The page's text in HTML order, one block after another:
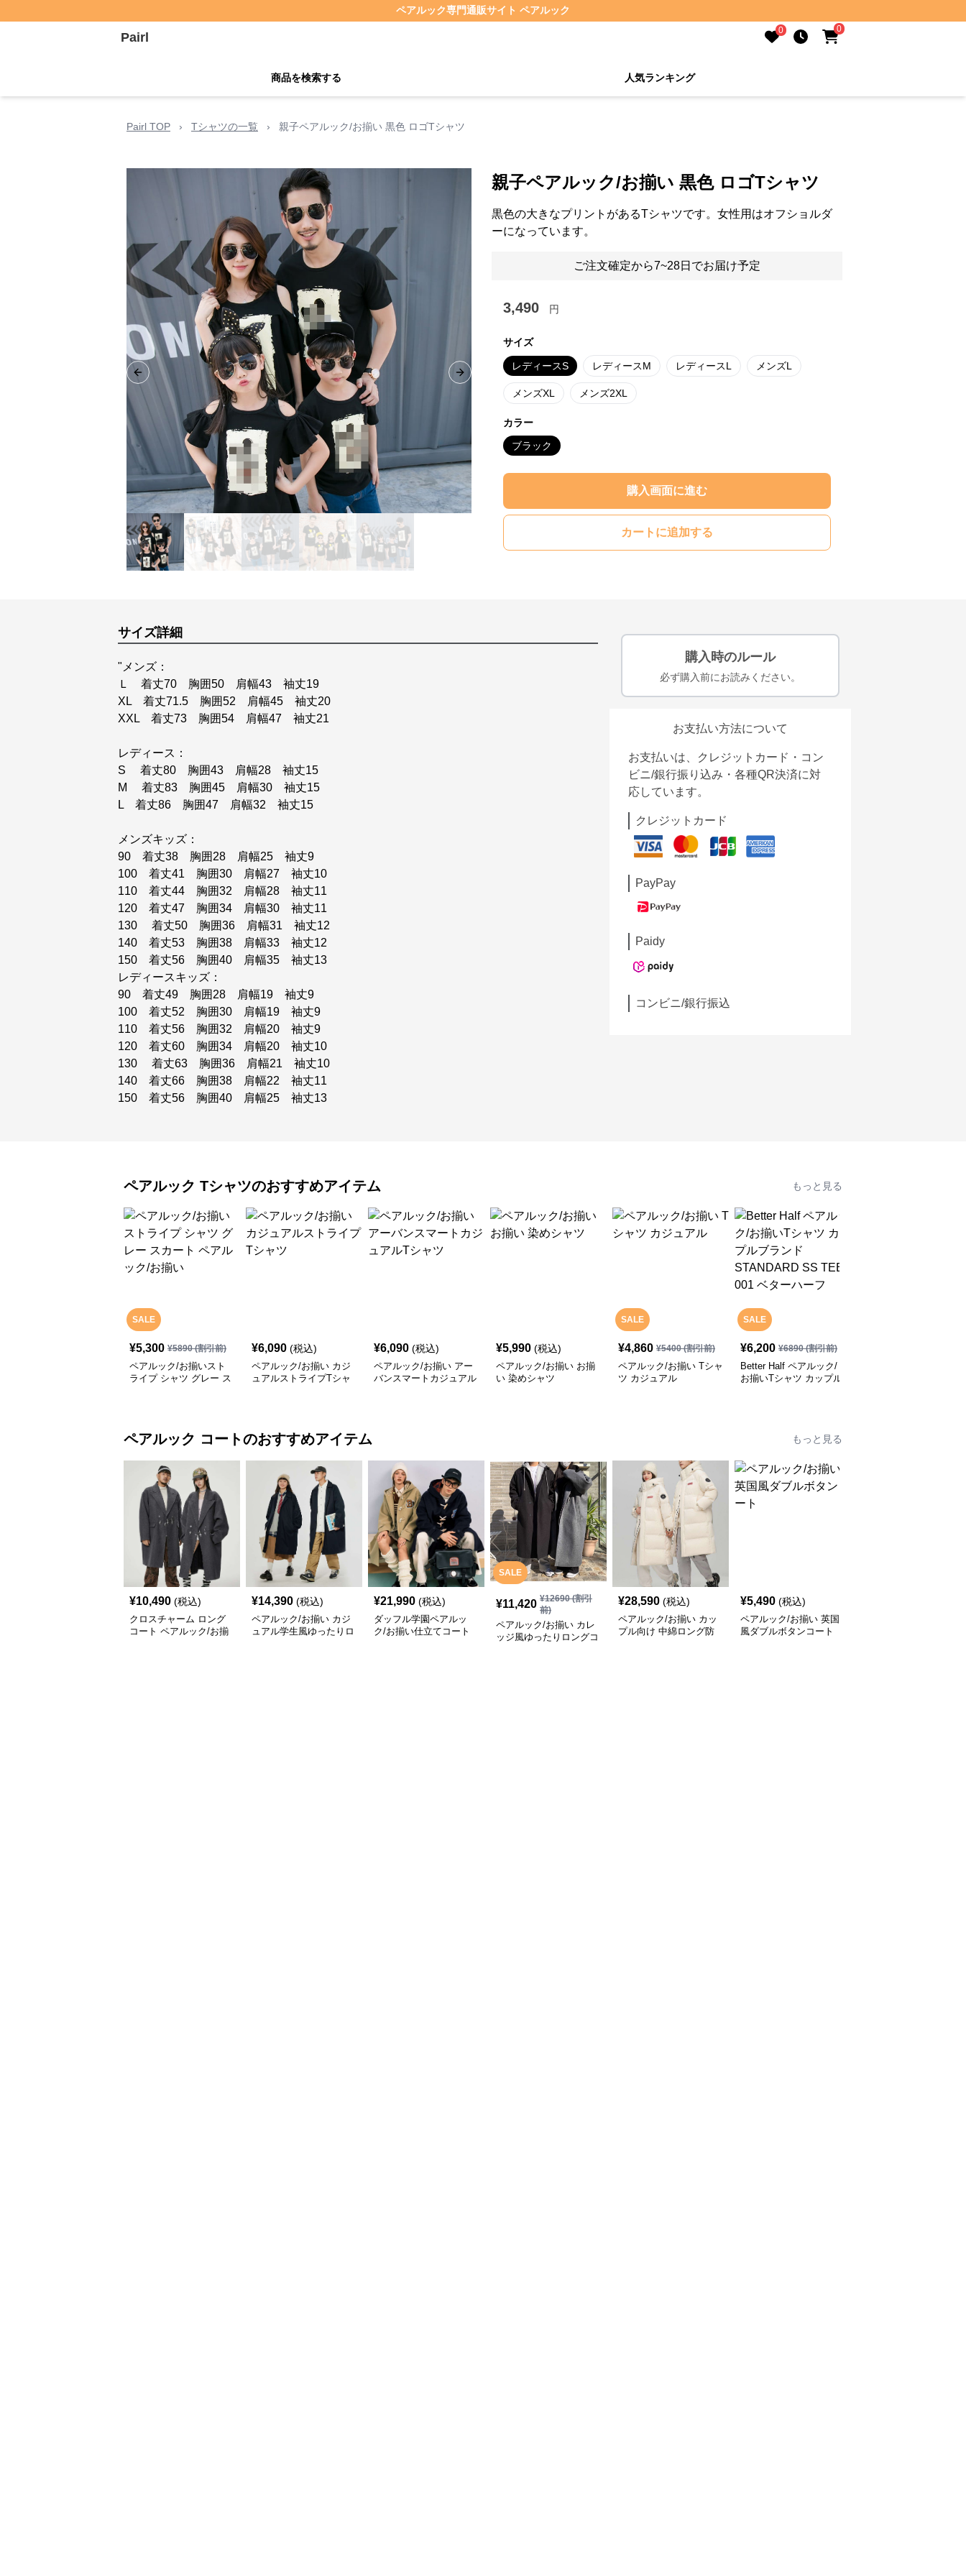
ペアルック専門通販サイト ペアルック
Pairl 0 0
商品を検索する 人気ランキング
Pairl TOP › Tシャツの一覧 › 親子ペアルック/お揃い 黒色 ロゴTシャツ
Previous slide Next slide
親子ペアルック/お揃い 黒色 ロゴTシャツ
黒色の大きなプリントがあるTシャツです。女性用はオフショルダ
ーになっています。
ご注文確定から7~28日でお届け予定
3,490 円
サイズ
レディースS レディースM レディースL メンズL
メンズXL メンズ2XL
カラー
ブラック
購入画面に進む
カートに追加する
サイズ詳細
"メンズ：
Ｌ 着丈70 胸囲50 肩幅43 袖丈19
XL 着丈71.5 胸囲52 肩幅45 袖丈20
XXL 着丈73 胸囲54 肩幅47 袖丈21
レディース：
S 着丈80 胸囲43 肩幅28 袖丈15
M 着丈83 胸囲45 肩幅30 袖丈15
L 着丈86 胸囲47 肩幅32 袖丈15
メンズキッズ：
90 着丈38 胸囲28 肩幅25 袖丈9
100 着丈41 胸囲30 肩幅27 袖丈10
110 着丈44 胸囲32 肩幅28 袖丈11
120 着丈47 胸囲34 肩幅30 袖丈11
130 着丈50 胸囲36 肩幅31 袖丈12
140 着丈53 胸囲38 肩幅33 袖丈12
150 着丈56 胸囲40 肩幅35 袖丈13
レディースキッズ：
90 着丈49 胸囲28 肩幅19 袖丈9
100 着丈52 胸囲30 肩幅19 袖丈9
110 着丈56 胸囲32 肩幅20 袖丈9
120 着丈60 胸囲34 肩幅20 袖丈10
130 着丈63 胸囲36 肩幅21 袖丈10
140 着丈66 胸囲38 肩幅22 袖丈11
150 着丈56 胸囲40 肩幅25 袖丈13
購入時のルール
必ず購入前にお読みください。
お支払い方法について
お支払いは、クレジットカード・コン
ビニ/銀行振り込み・各種QR決済に対
応しています。
クレジットカード
PayPay
Paidy
コンビニ/銀行振込
ペアルック Tシャツのおすすめアイテム もっと見る
SALE
¥5,300 ¥5890(割引前)
ペアルック/お揃いスト
ライプ シャツ グレー ス
¥6,090 (税込)
ペアルック/お揃い カジ
ュアルストライプTシャ
¥6,090 (税込)
ペアルック/お揃い アー
バンスマートカジュアル
¥5,990 (税込)
ペアルック/お揃い お揃
い 染めシャツ
SALE
¥4,860 ¥5400(割引前)
ペアルック/お揃い Tシャ
ツ カジュアル
SALE
¥6,200 ¥6890(割引前)
Better Half ペアルック/
お揃いTシャツ カップル
ペアルック コートのおすすめアイテム もっと見る
¥10,490 (税込)
クロスチャーム ロング
コート ペアルック/お揃
¥14,390 (税込)
ペアルック/お揃い カジ
ュアル学生風ゆったりロ
¥21,990 (税込)
ダッフル学園ペアルッ
ク/お揃い仕立てコート
SALE
¥11,420 ¥12690(割引
前)
ペアルック/お揃い カレ
ッジ風ゆったりロングコ
¥28,590 (税込)
ペアルック/お揃い カッ
プル向け 中綿ロング防
¥5,490 (税込)
ペアルック/お揃い 英国
風ダブルボタンコート